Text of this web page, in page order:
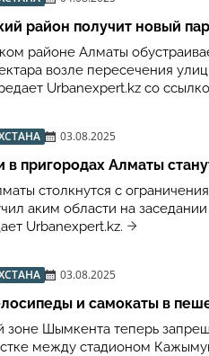
район получит новый
районе Алматы
возле пересечения
Urbanexpert.kz со
03.08.2025
в пригородах Алматы
столкнутся с
аким области на
Urbanexpert.kz.
03.08.2025
и самокаты в
зоне Шымкента теперь
между стадионом